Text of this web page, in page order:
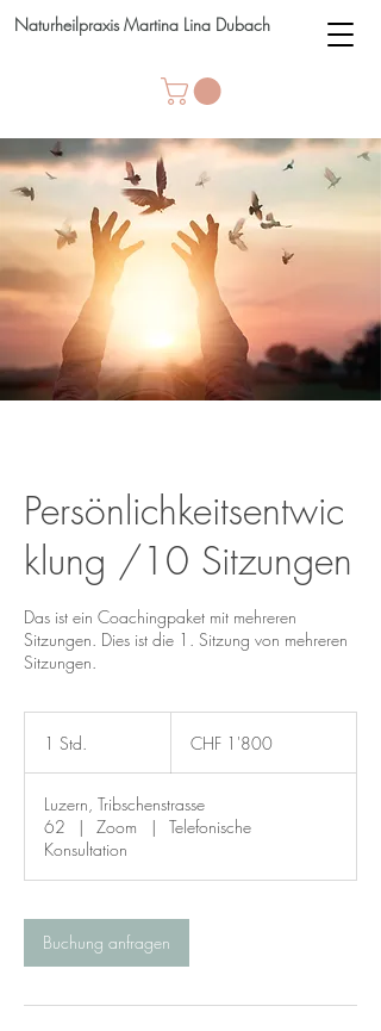
Naturheilpraxis Martina Lina Dubach
Persönlichkeitsentwic
klung /10 Sitzungen
Das ist ein Coachingpaket mit mehreren
Sitzungen. Dies ist die 1. Sitzung von mehreren
Sitzungen.
1 Std.
d
Franken
CHF 1'800
Luzern, Tribschenstrasse
62
| Zoom |
Telefonische
Konsultation
Buchung anfragen